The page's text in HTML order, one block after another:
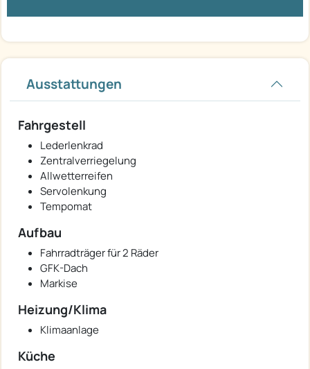
Ausstattungen
Fahrgestell
Lederlenkrad
Zentralverriegelung
Allwetterreifen
Servolenkung
Tempomat
Aufbau
Fahrradträger für 2 Räder
GFK-Dach
Markise
Heizung/Klima
Klimaanlage
Küche